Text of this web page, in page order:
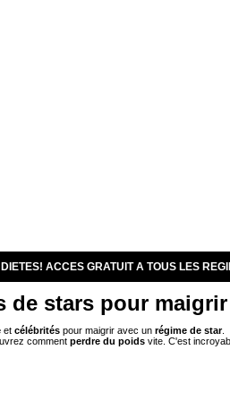
ACCES GRATUIT A TOUS LES
de stars pour maigrir
et célébritéspour maigrir avec un régime de star.
comment perdre du poids vite. C'est